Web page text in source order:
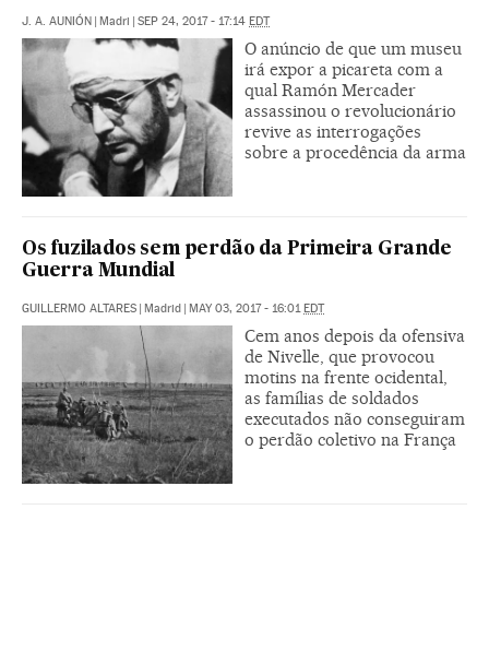
J. A. AUNIÓN | Madri | SEP 24, 2017 - 17:14 EDT
O anúncio de que um museu
irá expor a picareta com a
qual Ramón Mercader
assassinou o revolucionário
revive as interrogações
sobre a procedência da arma
Os fuzilados sem perdão da Primeira Grande
Guerra Mundial
GUILLERMO ALTARES | Madrid | MAY 03, 2017 - 16:01EDT
Cem anos depois da ofensiva
de Nivelle, que provocou
motins na frente ocidental,
as famílias de soldados
executados não conseguiram
o perdão coletivo na França